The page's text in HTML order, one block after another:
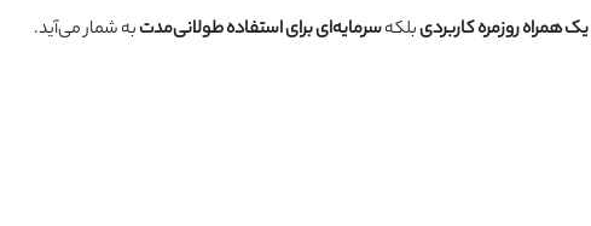
یک همراه روزمره کاربردیبلکهسرمایه‌ای برای استفاده طولانی‌مدتبه شمار می‌آید.